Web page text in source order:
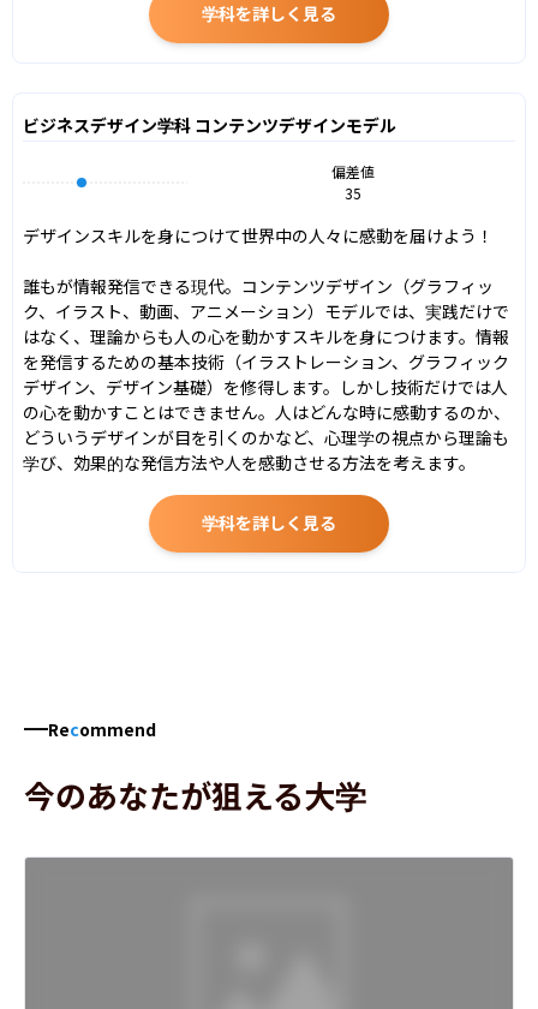
学科を詳しく見る
ビジネスデザイン学科 コンテンツデザインモデル
偏差値
35
デザインスキルを身につけて世界中の人々に感動を届けよう！
誰もが情報発信できる現代。コンテンツデザイン（グラフィッ
ク、イラスト、動画、アニメーション）モデルでは、実践だけで
はなく、理論からも人の心を動かすスキルを身につけます。情報
を発信するための基本技術（イラストレーション、グラフィック
デザイン、デザイン基礎）を修得します。しかし技術だけでは人
の心を動かすことはできません。人はどんな時に感動するのか、
どういうデザインが目を引くのかなど、心理学の視点から理論も
学び、効果的な発信方法や人を感動させる方法を考えます。
学科を詳しく見る
Recommend
今のあなたが狙える大学